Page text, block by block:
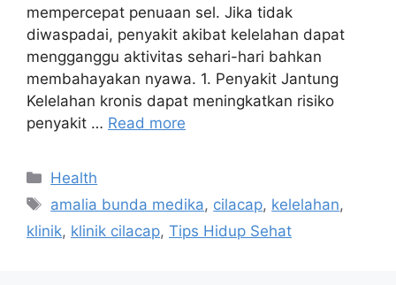
mempercepat penuaan sel. Jika tidak
diwaspadai, penyakit akibat kelelahan dapat
mengganggu aktivitas sehari-hari bahkan
membahayakan nyawa. 1. Penyakit Jantung
Kelelahan kronis dapat meningkatkan risiko
penyakit … Read more
Health
amalia bunda medika, cilacap, kelelahan,
klinik, klinik cilacap, Tips Hidup Sehat